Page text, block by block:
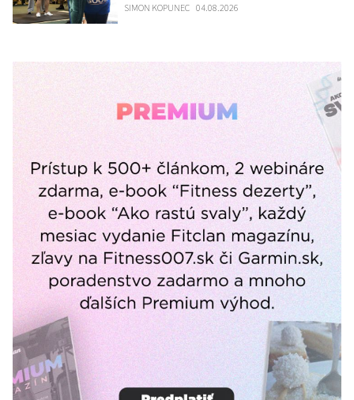
SIMON KOPUNEC 04.08.2026